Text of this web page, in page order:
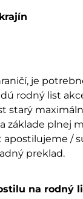
je
rodný list
starý
základe plnej
/
preklad.
na rodný